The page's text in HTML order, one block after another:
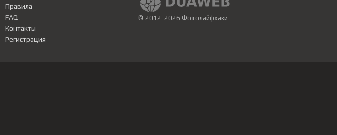
Правила
FAQ
Контакты
Регистрация
© 2012-2026 Фотолайфхаки